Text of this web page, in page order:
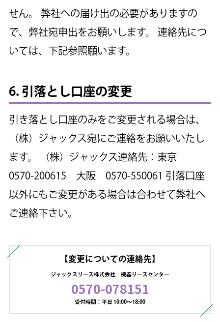
せん。
弊社への届け出の必要がありますの
で、弊社宛申出をお願いします。
連絡先につ
いては、下記参照願います。
6. 引落とし口座の変更
引き落とし口座のみをご変更される場合は、
（株）ジャックス宛にご連絡をお願いいたし
ます。
（株）ジャックス連絡先：東京
0570-200615 大阪 0570-550061 引落口座
以外にもご変更がある場合は合わせて弊社へ
ご連絡下さい。
【変更についての連絡先】
ジャックスリース株式会社 機器リースセンター
0570-078151
受付時間：平日 10:00～18:00